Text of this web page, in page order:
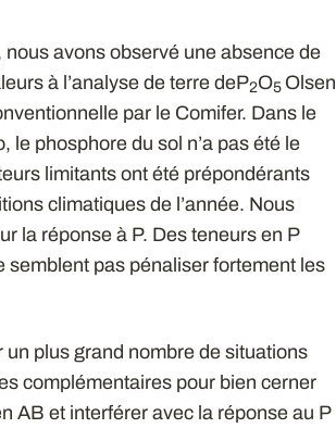
avons observé une absence de
à l’analyse de terre deP2O5 Olsen
par le Comifer. Dans le
phosphore du sol n’a pas été le
limitants ont été prépondérants
climatiques de l’année. Nous
la réponse à P. Des teneurs en P
semblent pas pénaliser fortement les
un plus grand nombre de situations
complémentaires pour bien cerner
AB et interférer avec la réponse au P